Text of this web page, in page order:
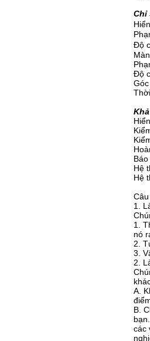
Chỉ
Độ
Độ
Hệ
Hệ
1.
1.
nó
2.
3.
2.
A.
B.
các